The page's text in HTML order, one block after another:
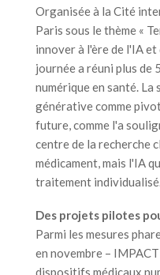
Organisée à la Cité
Paris sous le thème «
innover à l'ère de l'IA et
journée a réuni plus de
numérique en santé.
générative comme
future, comme l'a
centre de la recherche
médicament, mais l'IA
traitement
Des projets pilotes
Parmi les mesures
en novembre –
dispositifs médicaux